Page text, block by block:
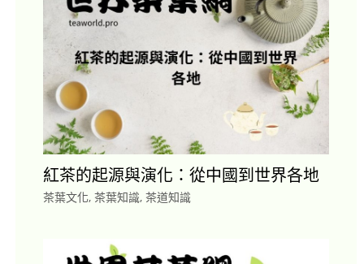
紅茶的起源與演化：從中國到世界各地
茶葉文化, 茶葉知識, 茶道知識